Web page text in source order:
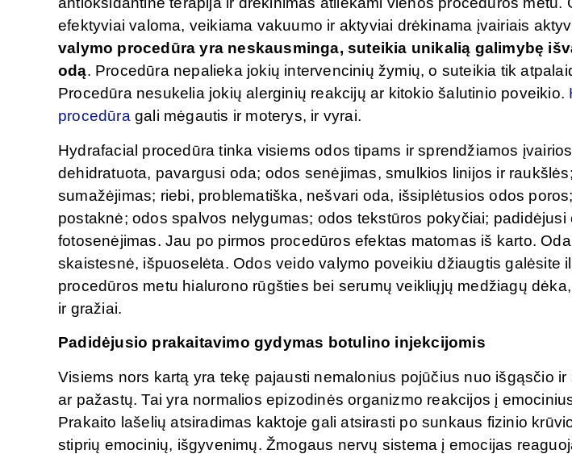
efektyviai valoma, veikiama vakuumo ir aktyviai drėkinama įvairiais
valymo procedūra yra neskausminga, suteikia unikalią galimybę
odą. Procedūra nepalieka jokių intervencinių žymių, o suteikia tik
Procedūra nesukelia jokių alerginių reakcijų ar kitokio šalutinio poveikio.
procedūragali mėgautis ir moterys, ir vyrai.
Hydrafacial procedūra tinka visiems odos tipams ir sprendžiamos
dehidratuota, pavargusi oda; odos senėjimas, smulkios linijos ir
sumažėjimas; riebi, problematiška, nešvari oda, išsiplėtusios odos
postaknė; odos spalvos nelygumas; odos tekstūros pokyčiai; padidėjusi
fotosenėjimas. Jau po pirmos procedūros efektas matomas iš karto.
skaistesnė, išpuoselėta. Odos veido valymo poveikiu džiaugtis galėsite
procedūros metu hialurono rūgšties bei serumų veikliųjų medžiagų
ir gražiai.
Padidėjusio prakaitavimo gydymas botulino injekcijomis
Visiems nors kartą yra tekę pajausti nemalonius pojūčius nuo išgąsčio ir
ar pažastų. Tai yra normalios epizodinės organizmo reakcijos į
Prakaito lašelių atsiradimas kaktoje gali atsirasti po sunkaus fizinio
stiprių emocinių, išgyvenimų. Žmogaus nervų sistema į emocijas